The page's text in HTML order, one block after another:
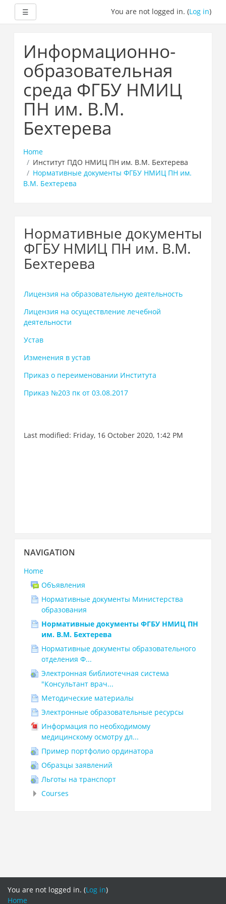
☰ You are not logged in. (Log in)
Информационно-
образовательная
среда ФГБУ НМИЦ
ПН им. В.М.
Бехтерева
Home
Институт ПДО НМИЦ ПН им. В.М. Бехтерева
Нормативные документы ФГБУ НМИЦ ПН им.
В.М. Бехтерева
Нормативные документы
ФГБУ НМИЦ ПН им. В.М.
Бехтерева
Лицензия на образовательную деятельность
Лицензия на осуществление лечебной
деятельности
Устав
Изменения в устав
Приказ о переименовании Института
Приказ №203 пк от 03.08.2017
Last modified: Friday, 16 October 2020, 1:42 PM
Navigation
NAVIGATION
Home
Объявления
Нормативные документы Министерства
образования
Нормативные документы ФГБУ НМИЦ ПН
им. В.М. Бехтерева
Нормативные документы образовательного
отделения Ф...
Электронная библиотечная система
"Консультант врач...
Методические материалы
Электронные образовательные ресурсы
Информация по необходимому
медицинскому осмотру дл...
Пример портфолио ординатора
Образцы заявлений
Льготы на транспорт
Courses
You are not logged in. (Log in)
Home